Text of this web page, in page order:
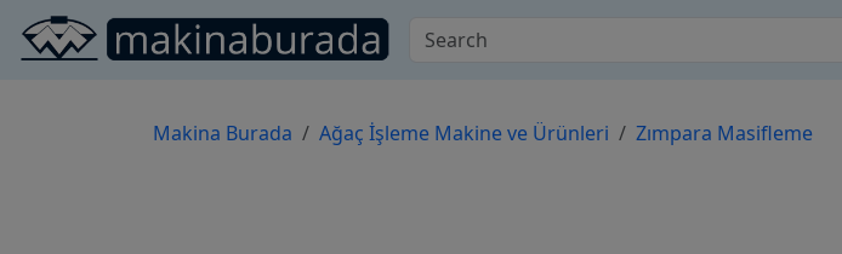
Makina Burada Ağaç İşleme Makine ve Ürünleri Zımpara Masifleme